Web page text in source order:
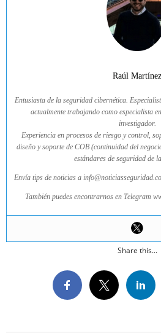
Raúl Martínez
Entusiasta de la seguridad cibernética.
actualmente trabajando como especialista
investigador.
Experiencia en procesos de riesgo y control,
diseño y soporte de COB (continuidad del
estándares de seguridad de
Envía tips de noticias a
También puedes encontrarnos en Telegram
Share this...